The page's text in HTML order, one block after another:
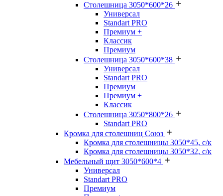
Столешница 3050*600*26
Универсал
Standart PRO
Премиум +
Классик
Премиум
Столешница 3050*600*38
Универсал
Standart PRO
Премиум
Премиум +
Классик
Столешница 3050*800*26
Standart PRO
Кромка для столешниц Союз
Кромка для столешницы 3050*45, с/к
Кромка для столешницы 3050*32, с/к
Мебельный щит 3050*600*4
Универсал
Standart PRO
Премиум